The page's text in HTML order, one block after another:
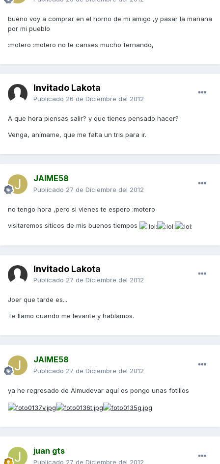
bueno voy a comprar en el horno de mi amigo ,y pasar la mañana
por mi pueblo
:motero :motero no te canses mucho fernando,
Invitado Lakota
Publicado 26 de Diciembre del 2012
A que hora piensas salir? y que tienes pensado hacer?
Venga, anímame, que me falta un tris para ir.
JAIME58
Publicado 27 de Diciembre del 2012
no tengo hora ,pero si vienes te espero :motero
visitaremos siticos de mis buenos tiempos
Invitado Lakota
Publicado 27 de Diciembre del 2012
Joer que tarde es...
Te llamo cuando me levante y hablamos.
JAIME58
Publicado 27 de Diciembre del 2012
ya he regresado de Almudevar aquí os pongo unas fotillos
juan gts
Publicado 27 de Diciembre del 2012